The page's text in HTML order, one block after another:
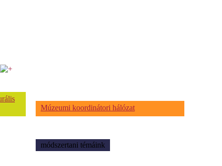
Múzeumi koordinátori hálózat
módszertani témáink